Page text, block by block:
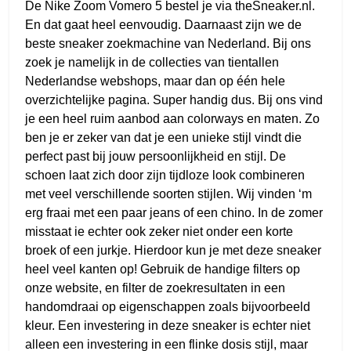
De Nike Zoom Vomero 5 bestel je via theSneaker.nl.
En dat gaat heel eenvoudig. Daarnaast zijn we de
beste sneaker zoekmachine van Nederland. Bij ons
zoek je namelijk in de collecties van tientallen
Nederlandse webshops, maar dan op één hele
overzichtelijke pagina. Super handig dus. Bij ons vind
je een heel ruim aanbod aan colorways en maten. Zo
ben je er zeker van dat je een unieke stijl vindt die
perfect past bij jouw persoonlijkheid en stijl. De
schoen laat zich door zijn tijdloze look combineren
met veel verschillende soorten stijlen. Wij vinden ‘m
erg fraai met een paar jeans of een chino. In de zomer
misstaat ie echter ook zeker niet onder een korte
broek of een jurkje. Hierdoor kun je met deze sneaker
heel veel kanten op! Gebruik de handige filters op
onze website, en filter de zoekresultaten in een
handomdraai op eigenschappen zoals bijvoorbeeld
kleur. Een investering in deze sneaker is echter niet
alleen een investering in een flinke dosis stijl, maar